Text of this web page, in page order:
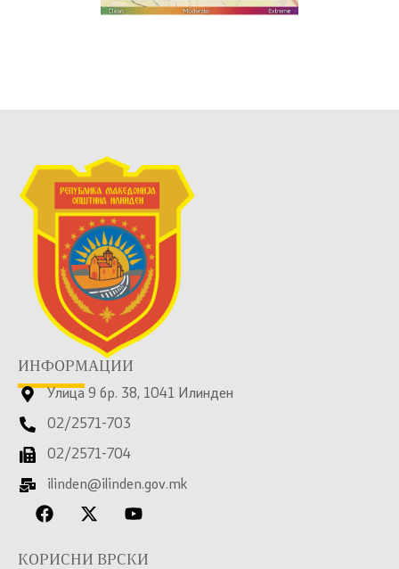
ИНФОРМАЦИИ
Улица 9 бр. 38, 1041 Илинден
02/2571-703
02/2571-704
ilinden@ilinden.gov.mk
КОРИСНИ ВРСКИ